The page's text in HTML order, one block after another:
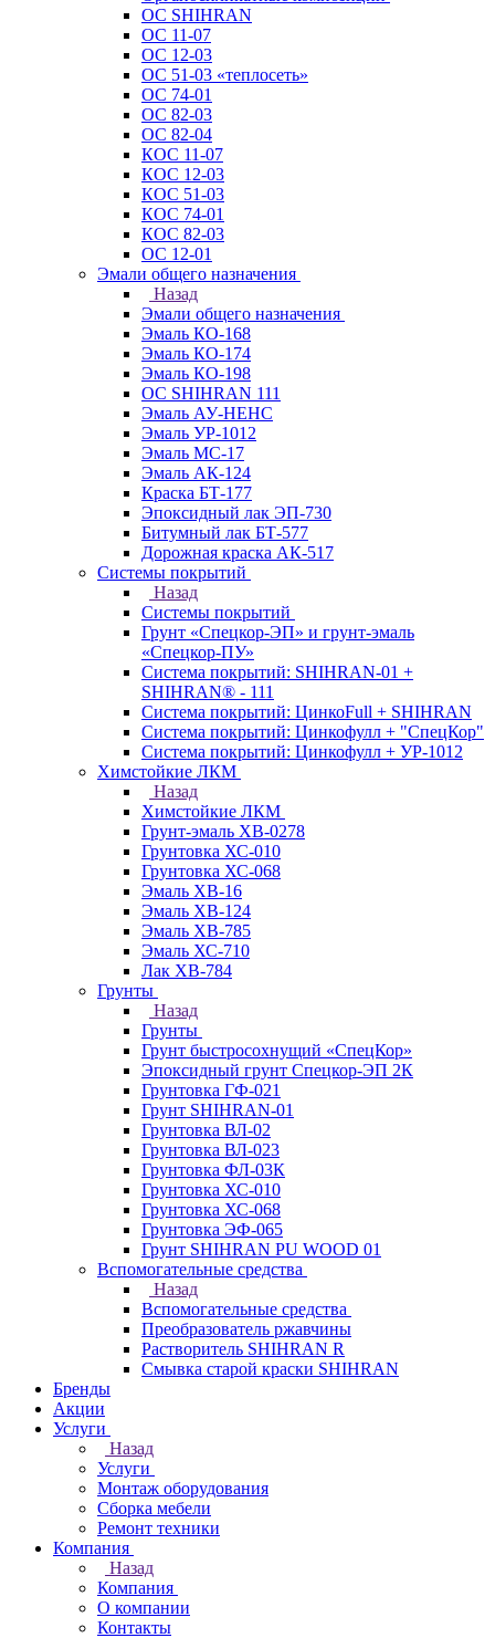
ОС SHIHRAN
ОС 11-07
ОС 12-03
ОС 51-03 «теплосеть»
ОС 74-01
ОС 82-03
ОС 82-04
КОС 11-07
КОС 12-03
КОС 51-03
КОС 74-01
КОС 82-03
ОС 12-01
Эмали общего назначения
Назад
Эмали общего назначения
Эмаль КО-168
Эмаль КО-174
Эмаль КО-198
ОС SHIHRAN 111
Эмаль АУ-НЕНС
Эмаль УР-1012
Эмаль МС-17
Эмаль АК-124
Краска БТ-177
Эпоксидный лак ЭП-730
Битумный лак БТ-577
Дорожная краска АК-517
Системы покрытий
Назад
Системы покрытий
Грунт «Спецкор-ЭП» и грунт-эмаль
«Спецкор-ПУ»
Система покрытий: SHIHRAN-01 +
SHIHRAN® - 111
Система покрытий: ЦинкоFull + SHIHRAN
Система покрытий: Цинкофулл + "СпецКор"
Система покрытий: Цинкофулл + УР-1012
Химстойкие ЛКМ
Назад
Химстойкие ЛКМ
Грунт-эмаль ХВ-0278
Грунтовка ХС-010
Грунтовка ХС-068
Эмаль ХВ-16
Эмаль ХВ-124
Эмаль ХВ-785
Эмаль ХС-710
Лак ХВ-784
Грунты
Назад
Грунты
Грунт быстросохнущий «СпецКор»
Эпоксидный грунт Спецкор-ЭП 2К
Грунтовка ГФ-021
Грунт SHIHRAN-01
Грунтовка ВЛ-02
Грунтовка ВЛ-023
Грунтовка ФЛ-03К
Грунтовка ХС-010
Грунтовка ХС-068
Грунтовка ЭФ-065
Грунт SHIHRAN PU WOOD 01
Вспомогательные средства
Назад
Вспомогательные средства
Преобразователь ржавчины
Растворитель SHIHRAN R
Смывка старой краски SHIHRAN
Бренды
Акции
Услуги
Назад
Услуги
Монтаж оборудования
Сборка мебели
Ремонт техники
Компания
Назад
Компания
О компании
Контакты